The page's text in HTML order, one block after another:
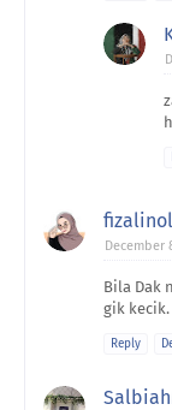
December
Bila Dak
gik kecik.
Reply